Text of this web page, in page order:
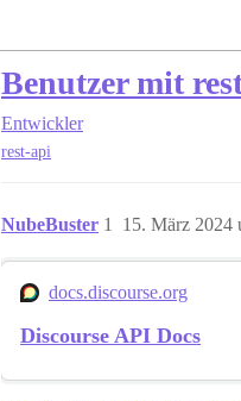
Benutzer mit
Entwickler
rest-api
NubeBuster 15. März 2024
1
docs.discourse.org
Discourse API Docs